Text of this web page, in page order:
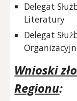
Delegat
Literatury
Delegat
Wnioski
Regionu: